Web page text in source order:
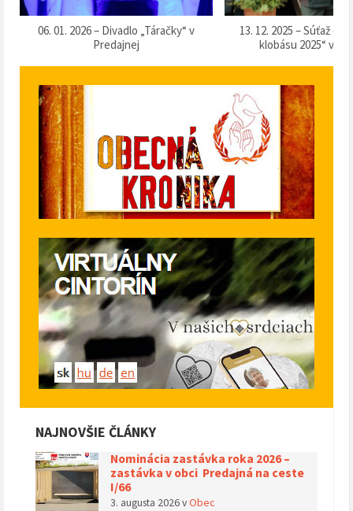
13. 12. 2025 – Súťaž o „Naj domácu
klobásu 2025“ v Predajnej
07. 12. 2025 – Vítanie
NAJNOVŠIE ČLÁNKY
Nominácia zastávka roka 2026 –
zastávka v obci Predajná na ceste
I/66
3. augusta 2026vObec